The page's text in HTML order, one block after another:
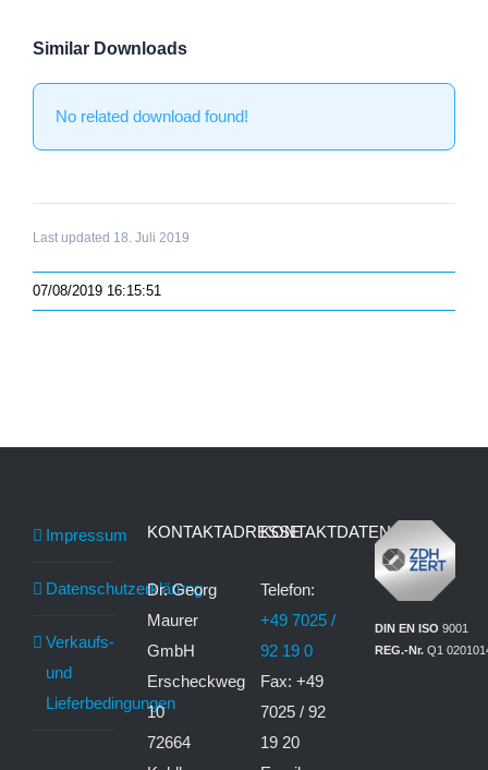
Similar Downloads
No related download found!
Last updated 18. Juli 2019
07/08/2019 16:15:51
Impressum
Datenschutzerklärung
Verkaufs-
und
Lieferbedingungen
KONTAKTADRESSE
Dr. Georg
Maurer
GmbH
Erscheckweg
10
72664
KONTAKTDATEN
Telefon:
+49 7025 /
92 19 0
Fax: +49
7025 / 92
19 20
DIN EN ISO 9001
REG.-Nr. Q1